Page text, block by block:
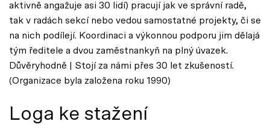
aktivně angažuje asi 30 lidí) pracují jak ve správní radě,
tak v radách sekcí nebo vedou samostatné projekty, či se
na nich podílejí. Koordinaci a výkonnou podporu jim dělajá
tým ředitele a dvou zaměstnankyň na plný úvazek.
Důvěryhodně | Stojí za námi přes 30 let zkušeností.
(Organizace byla založena roku 1990)
Loga ke stažení